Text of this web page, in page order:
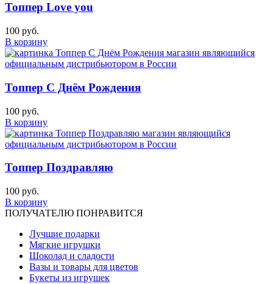
Топпер Love you
100 руб.
В корзину
Топпер С Днём Рождения
100 руб.
В корзину
Топпер Поздравляю
100 руб.
В корзину
ПОЛУЧАТЕЛЮ ПОНРАВИТСЯ
Лучшие подарки
Мягкие игрушки
Шоколад и сладости
Вазы и товары для цветов
Букеты из игрушек